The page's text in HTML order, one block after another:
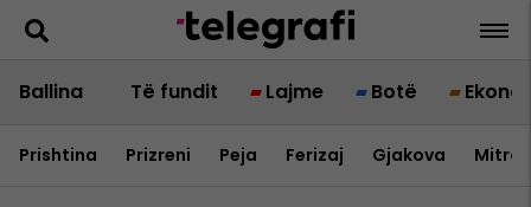
Ballina Të fundit Lajme Botë
Prishtina Prizreni Peja Ferizaj Gjakova